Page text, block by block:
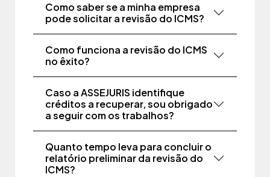
Como saber se a minha empresa
pode solicitar a revisão do ICMS?
Como funciona a revisão do ICMS
no êxito?
Caso a ASSEJURIS identifique
créditos a recuperar, sou obrigado
a seguir com os trabalhos?
Quanto tempo leva para concluir o
relatório preliminar da revisão do
ICMS?